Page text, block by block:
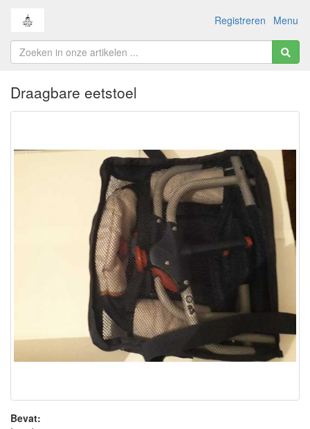
Menu
Registreren
Draagbare eetstoel
Bevat: